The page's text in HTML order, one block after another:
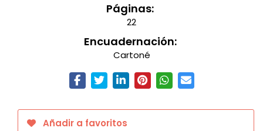
Páginas:
22
Encuadernación:
Cartoné
Añadir a favoritos